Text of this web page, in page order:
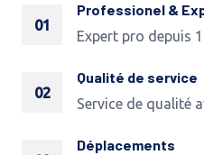
01
Professionel &
Expert pro depuis
02
Qualité de service
Service de qualité
Déplacements